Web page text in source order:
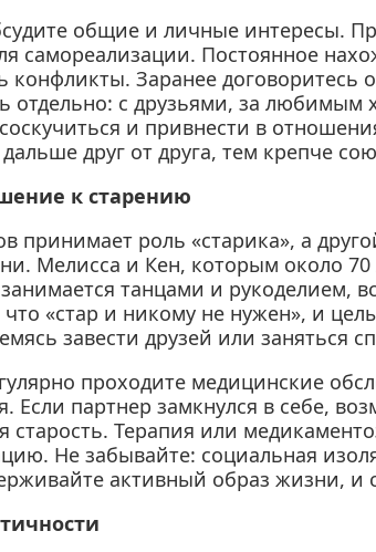
общие и личные интересы.
самореализации. Постоянное
конфликты. Заранее договоритесь
отдельно: с друзьями, за любимым
и привнести в
друг от друга, тем крепче
к старению
принимает роль «старика», а
Мелисса и Кен, которым около
танцами и рукоделием,
что «стар и никому не нужен», и
завести друзей или заняться
проходите медицинские
Если партнер замкнулся в себе,
старость. Терапия или
Не забывайте: социальная
активный образ жизни, и